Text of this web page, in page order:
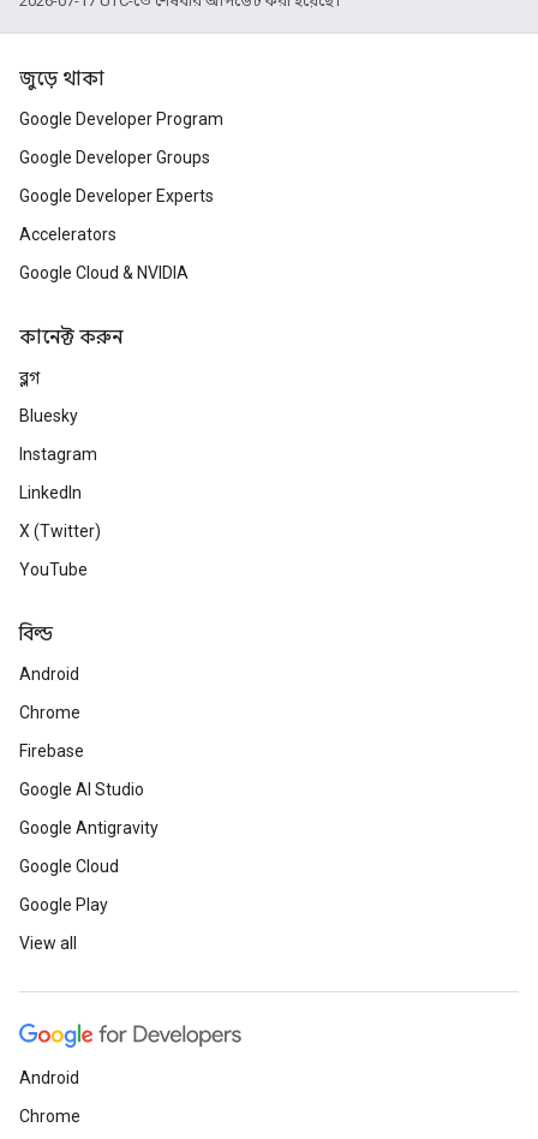
জুড়ে থাকা
Google Developer Program
Google Developer Groups
Google Developer Experts
Accelerators
Google Cloud & NVIDIA
কানেক্ট করুন
ব্লগ
Bluesky
Instagram
LinkedIn
X (Twitter)
YouTube
বিল্ড
Android
Chrome
Firebase
Google AI Studio
Google Antigravity
Google Cloud
Google Play
View all
Android
Chrome